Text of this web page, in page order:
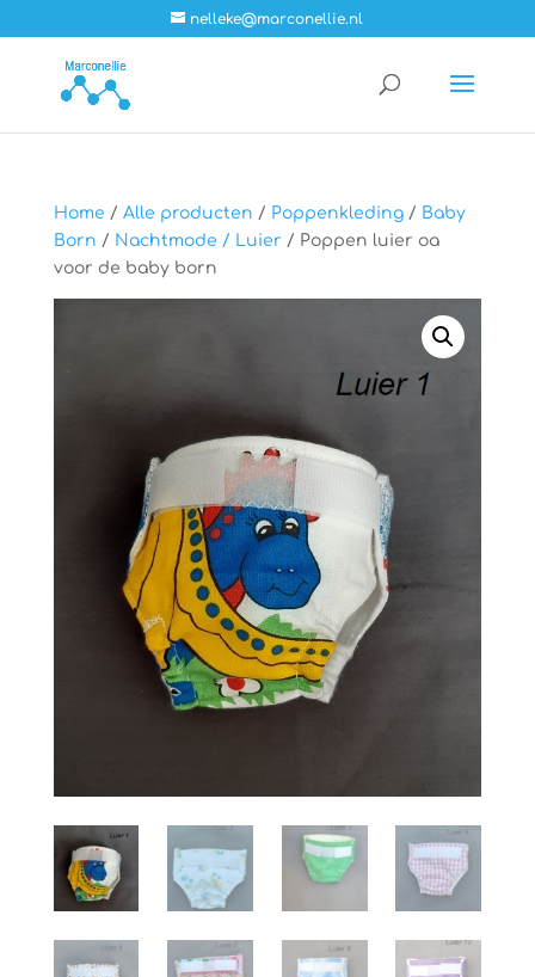
nelleke@marconellie.nl
Home / Alle producten / Poppenkleding/ Baby
Born / Nachtmode / Luier / Poppen luier oa
voor de baby born